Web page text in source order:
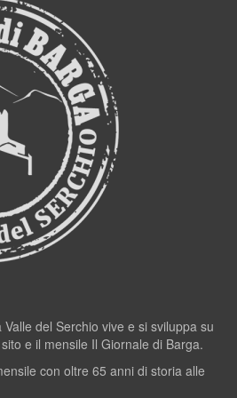
del Serchio vive e si sviluppa su
e il mensile Il Giornale di Barga.
con oltre 65 anni di storia alle